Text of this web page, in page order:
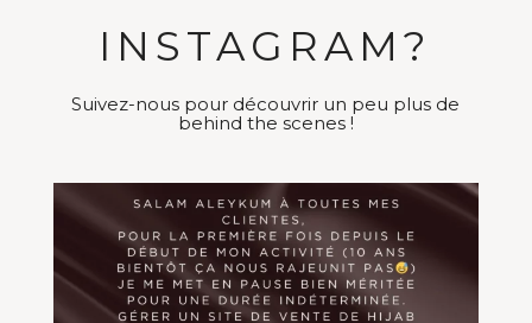
INSTAGRAM?
Suivez-nous pour découvrir un peu plus de
behind the scenes !